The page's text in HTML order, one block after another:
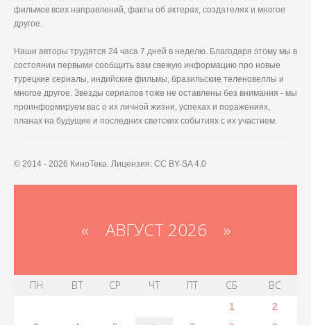
фильмов всех направлений, факты об актерах, создателях и многое
другое.
Наши авторы трудятся 24 часа 7 дней в неделю. Благодаря этому мы в
состоянии первыми сообщить вам свежую информацию про новые
турецкие сериалы, индийские фильмы, бразильские теленовеллы и
многое другое. Звезды сериалов тоже не оставлены без внимания - мы
проинформируем вас о их личной жизни, успехах и поражениях,
планах на будущие и последних светских событиях с их участием.
© 2014 - 2026 КиноТека. Лицензия: CC BY-SA 4.0
« АВГУСТ 2026 »
ПН ВТ СР ЧТ ПТ СБ ВС
1
2